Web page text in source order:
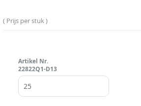
Prijs per stuk
Artikel Nr.
22822Q1-D13